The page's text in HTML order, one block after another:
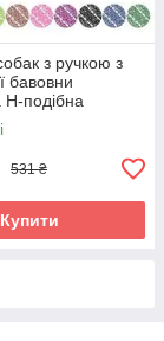
з ручкою з
бавовни
Н-подібна
cotton з QR
531 ₴
Купити